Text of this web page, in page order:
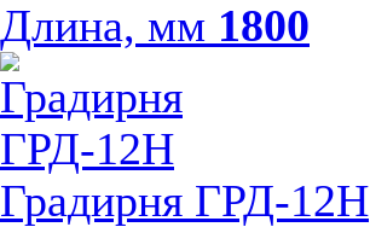
Длина, мм 1800
Градирня ГРД-12H